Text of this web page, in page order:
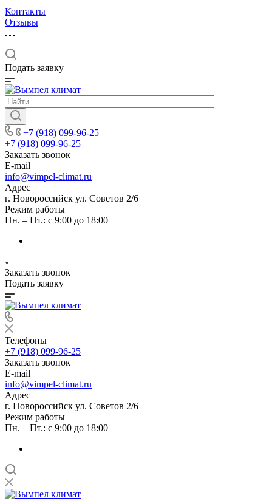
Контакты
Отзывы
Подать заявку
+7 (918) 099-96-25
+7 (918) 099-96-25
Заказать звонок
E-mail
info@vimpel-climat.ru
Адрес
г. Новороссийск ул. Советов 2/6
Режим работы
Пн. – Пт.: с 9:00 до 18:00
Заказать звонок
Подать заявку
Телефоны
+7 (918) 099-96-25
Заказать звонок
E-mail
info@vimpel-climat.ru
Адрес
г. Новороссийск ул. Советов 2/6
Режим работы
Пн. – Пт.: с 9:00 до 18:00